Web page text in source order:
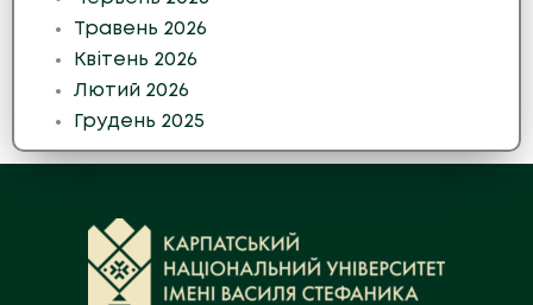
Травень 2026
Квітень 2026
Лютий 2026
Грудень 2025